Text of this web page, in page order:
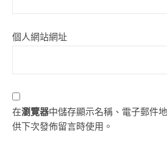
個人網站網址
在瀏覽器中儲存顯示名稱、電子郵件
供下次發佈留言時使用。